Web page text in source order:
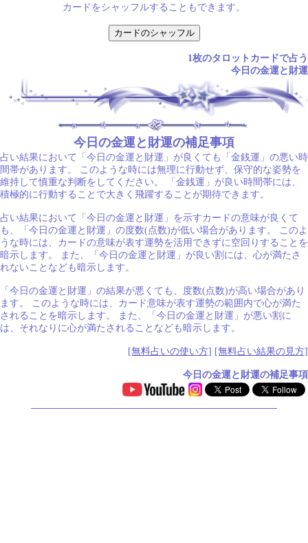
カードをシャッフルすることもできます。
1枚のタロットカードで占う
今日の金運と財運
今日の金運と財運の補足事項
占い結果において「今日の金運と財運」が良くても「金銭運」の悪い時
間帯があります。 このような時には無理に行動せず、保守的な姿勢を
維持して慎重な判断をしてください。 「金銭運」が良い時間帯には、
積極的に行動することで大きく飛躍することが期待できます。
占い結果において「今日の金運と財運」を示すカードの意味が良くて
も、「今日の金運と財運」の度数(点数)が低い場合があります。 このよ
うな時には、カードの意味が表す運勢を活用できずに空回りすることを
暗示します。 また、「今日の金運と財運」が良い割には、心が満たさ
れないことなども暗示します。
「今日の金運と財運」の結果が悪くても、度数(点数)が高い場合があり
ます。 このような時には、カード意味が表す運勢の範囲内で心が満た
されることを暗示します。 また、「今日の金運と財運」が悪い割に
は、それなりに心が満たされることなども暗示します。
[無料占いの使い方] [無料占い結果の見方]
今日の金運と財運の補足事項